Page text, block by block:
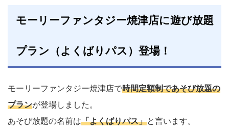
モーリーファンタジー焼津店に遊び放題
プラン（よくばりパス）登場！
モーリーファンタジー焼津店で時間定額制であそび放題の
プランが登場しました。
あそび放題の名前は「よくばりパス」と言います。